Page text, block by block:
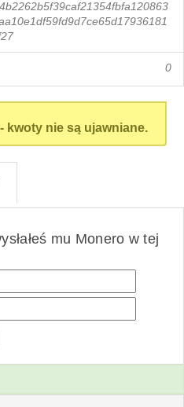
0
kwoty nie są ujawniane.
mu Monero w tej